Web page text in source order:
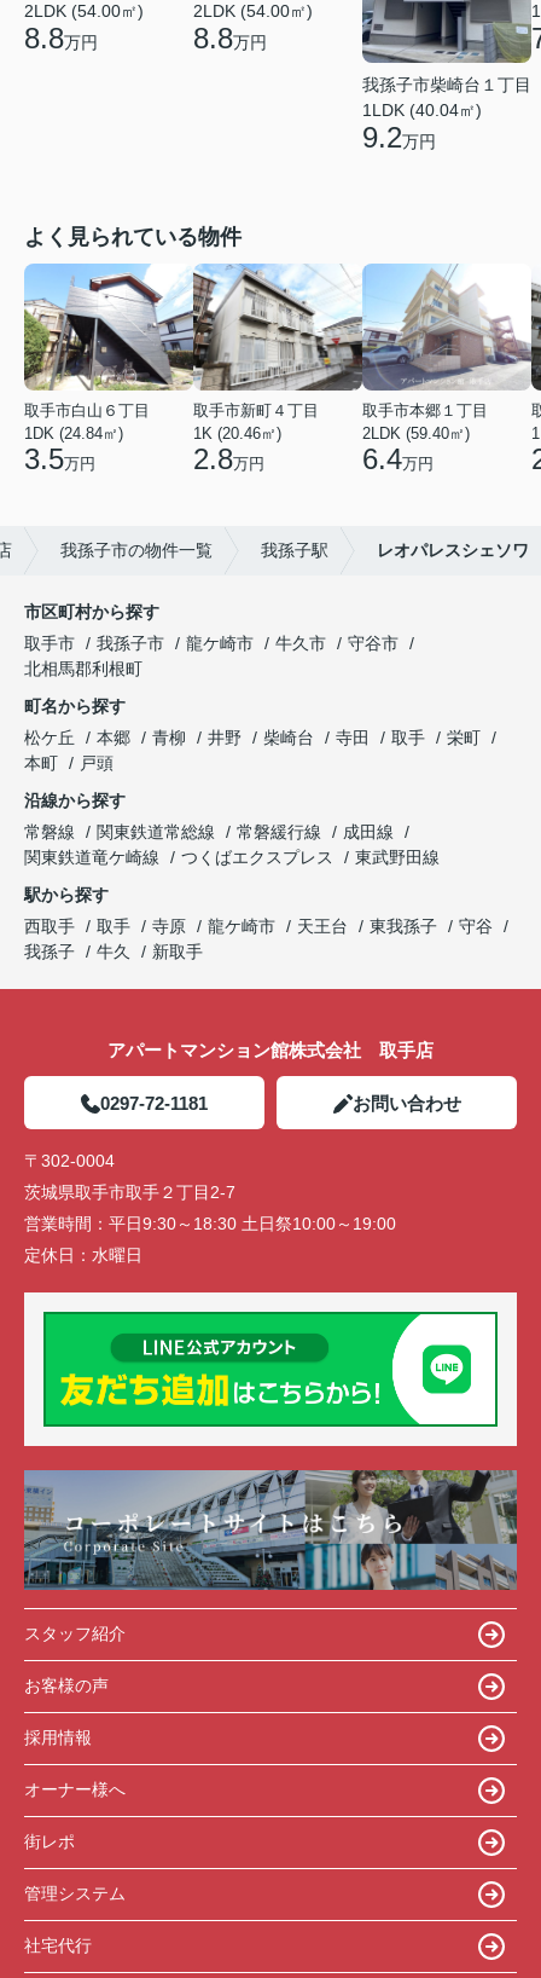
2LDK (54.00㎡)
8.8万円
2LDK (54.00㎡)
8.8万円
我孫子市柴崎台１丁目
1LDK (40.04㎡)
9.2万円
よく見られている物件
取手市白山６丁目
1DK (24.84㎡)
3.5万円
取手市新町４丁目
1K (20.46㎡)
2.8万円
取手市本郷１丁目
2LDK (59.40㎡)
6.4万円
我孫子市の物件一覧 我孫子駅 レオパレスシェソワ
市区町村から探す
取手市
我孫子市 龍ケ崎市 牛久市
守谷市
北相馬郡利根町
町名から探す
松ケ丘
本郷 青柳 井野 柴崎台 寺田 取手
栄町
本町
戸頭
沿線から探す
常磐線
関東鉄道常総線 常磐緩行線
成田線
関東鉄道竜ケ崎線
つくばエクスプレス
東武野田線
駅から探す
西取手
取手 寺原 龍ケ崎市 天王台 東我孫子
守谷
我孫子
牛久 新取手
アパートマンション館株式会社 取手店
0297-72-1181 お問い合わせ
〒302-0004
茨城県取手市取手２丁目2-7
営業時間： 平日9:30～18:30 土日祭10:00～19:00
定休日： 水曜日
スタッフ紹介
お客様の声
採用情報
オーナー様へ
街レポ
管理システム
社宅代行